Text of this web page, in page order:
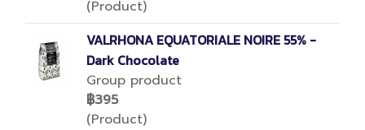
(Product)
VALRHONA EQUATORIALE NOIRE 55% -
Dark Chocolate
Group product
฿395
(Product)